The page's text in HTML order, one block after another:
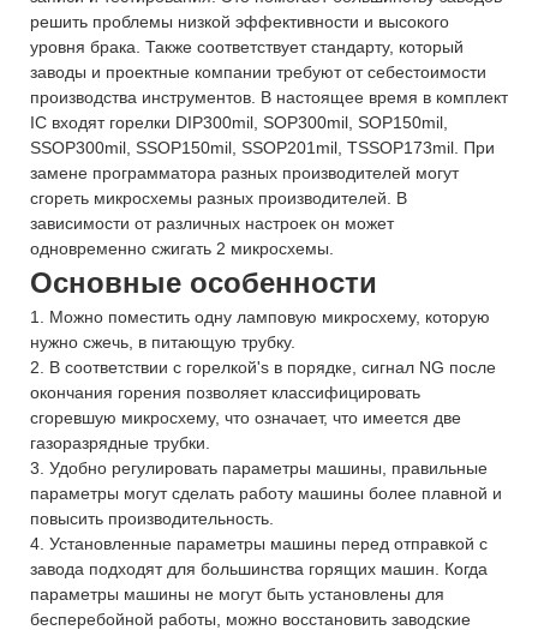
решить проблемы низкой эффективности и высокого
уровня брака. Также соответствует стандарту, который
заводы и проектные компании требуют от себестоимости
производства инструментов. В настоящее время в комплект
IC входят горелки DIP300mil, SOP300mil, SOP150mil,
SSOP300mil, SSOP150mil, SSOP201mil, TSSOP173mil. При
замене программатора разных производителей могут
сгореть микросхемы разных производителей. В
зависимости от различных настроек он может
одновременно сжигать 2 микросхемы.
Основные особенности
1. Можно поместить одну ламповую микросхему, которую
нужно сжечь, в питающую трубку.
2. В соответствии с горелкой's в порядке, сигнал NG после
окончания горения позволяет классифицировать
сгоревшую микросхему, что означает, что имеется две
газоразрядные трубки.
3. Удобно регулировать параметры машины, правильные
параметры могут сделать работу машины более плавной и
повысить производительность.
4. Установленные параметры машины перед отправкой с
завода подходят для большинства горящих машин. Когда
параметры машины не могут быть установлены для
бесперебойной работы, можно восстановить заводские